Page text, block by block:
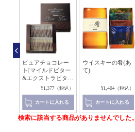
ピュアチョコレー
ト[マイルドビター
&エクストラビタ
¥1,377（税込）
カートに入れる
ウイスキーの肴(あ
て)
¥1,404（税込）
カートに入れる
検索に該当する商品がありませんでした。